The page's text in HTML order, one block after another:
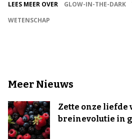
LEES MEER OVER GLOW-IN-THE-DARK
WETENSCHAP
Meer Nieuws
Zette onze liefde
breinevolutie in